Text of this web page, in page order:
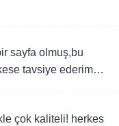
sayfa olmuş,bu
tavsiye ederim…
çok kaliteli! herkes